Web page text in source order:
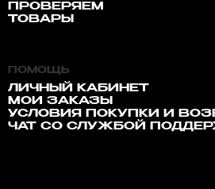
ПРОВЕРЯЕМ
ТОВАРЫ
ПОМОЩЬ
ЛИЧНЫЙ КАБИНЕТ
МОИ ЗАКАЗЫ
УСЛОВИЯ ПОКУПКИ И
ЧАТ СО СЛУЖБОЙ